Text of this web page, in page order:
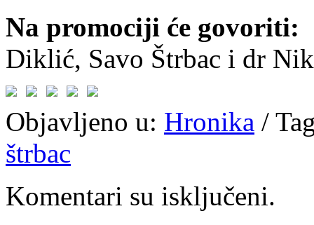
Na promociji će govoriti:
Diklić, Savo Štrbac i dr
Objavljeno u: Hronika /
štrbac
Komentari su isključeni.